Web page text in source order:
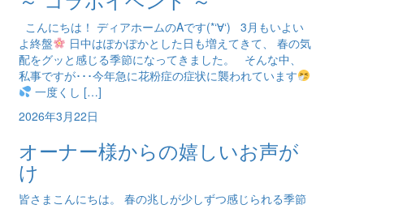
こんにちは！ ディアホームのAです(*‘∀‘) 3月もいよい
よ終盤
日中はぽかぽかとした日も増えてきて、 春の気
配をグッと感じる季節になってきました。 そんな中、
私事ですが･･･今年急に花粉症の症状に襲われています
一度くし […]
2026年3月22日
オーナー様からの嬉しいお声が
け
皆さまこんにちは。 春の兆しが少しずつ感じられる季節